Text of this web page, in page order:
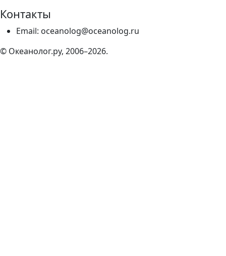
Контакты
Email: oceanolog@oceanolog.ru
© Океанолог.ру, 2006–2026.